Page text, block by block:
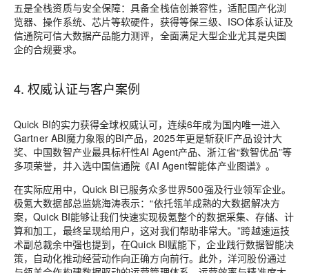
五是全栈资质与安全保障：具备全栈信创兼容性，适配国产化浏
览器、操作系统、芯片等软硬件，获得等保三级、ISO体系认证及
信通院可信大数据产品能力测评，全面满足大型企业尤其是央国
企的合规要求。
4. 权威认证与客户案例
Quick BI的实力获得全球权威认可，连续6年成为国内唯一进入
Gartner ABI魔力象限的BI产品，2025年更是斩获IF产品设计大
奖、中国数智产业最具标杆性AI Agent产品、浙江省“数智优品”等
多项荣誉，并入选中国信通院《AI Agent智能体产业图谱》。
在实际应用中，Quick BI已服务众多世界500强及行业领军企业。
极氪大数据部总监姚海涛表示：“依托瓴羊成熟的大数据解决方
案，Quick BI能够让我们快速实现极氪整个的数据采集、存储、计
算和加工，最终呈现给用户，这对我们帮助非常大。”跨越速运技
术副总裁余中强也提到，在Quick BI赋能下，企业践行数据智能决
策，自动化推动经营动作向正确方向前行。此外，洋河股份通过